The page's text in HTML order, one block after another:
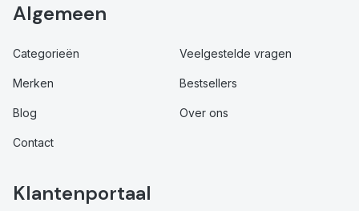
Algemeen
Categorieën Veelgestelde vragen
Merken Bestsellers
Blog Over ons
Contact
Klantenportaal